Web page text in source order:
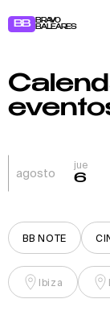
BB
BRAVO
BALEARES
agosto
jue
6
BB NOTE
Ibiza